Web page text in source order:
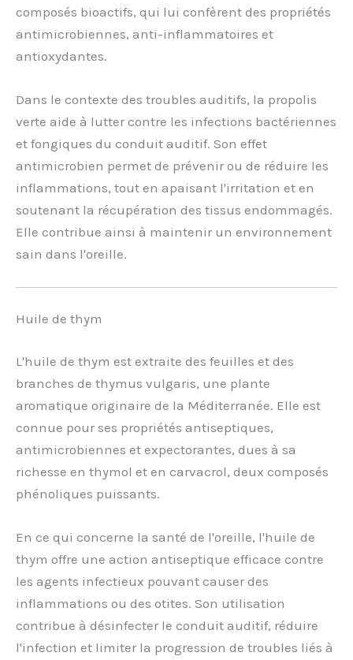
composés bioactifs, qui lui confèrent des propriétés
antimicrobiennes, anti-inflammatoires et
antioxydantes.
Dans le contexte des troubles auditifs, la propolis
verte aide à lutter contre les infections bactériennes
et fongiques du conduit auditif. Son effet
antimicrobien permet de prévenir ou de réduire les
inflammations, tout en apaisant l'irritation et en
soutenant la récupération des tissus endommagés.
Elle contribue ainsi à maintenir un environnement
sain dans l'oreille.
Huile de thym
L'huile de thym est extraite des feuilles et des
branches de thymus vulgaris, une plante
aromatique originaire de la Méditerranée. Elle est
connue pour ses propriétés antiseptiques,
antimicrobiennes et expectorantes, dues à sa
richesse en thymol et en carvacrol, deux composés
phénoliques puissants.
En ce qui concerne la santé de l'oreille, l'huile de
thym offre une action antiseptique efficace contre
les agents infectieux pouvant causer des
inflammations ou des otites. Son utilisation
contribue à désinfecter le conduit auditif, réduire
l'infection et limiter la progression de troubles liés à